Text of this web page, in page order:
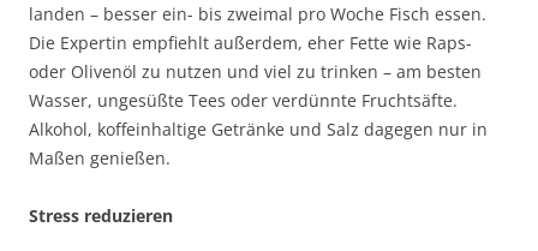
landen – besser ein- bis zweimal pro Woche Fisch essen.
Die Expertin empfiehlt außerdem, eher Fette wie Raps-
oder Olivenöl zu nutzen und viel zu trinken – am besten
Wasser, ungesüßte Tees oder verdünnte Fruchtsäfte.
Alkohol, koffeinhaltige Getränke und Salz dagegen nur in
Maßen genießen.
Stress reduzieren